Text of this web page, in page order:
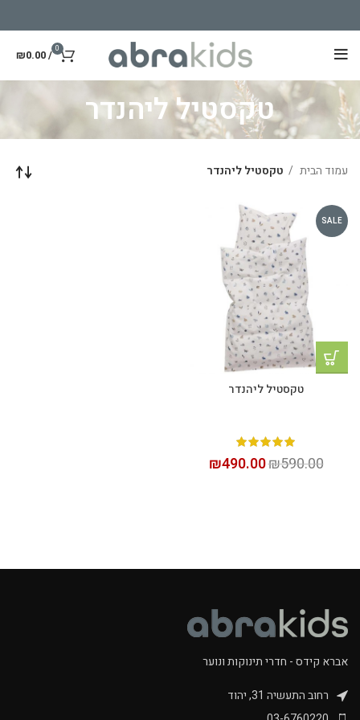
0
/
₪0.00
טקסטיל ליהנדר
עמוד הבית טקסטיל ליהנדר
SALE
טקסטיל ליהנדר
₪590.00
₪490.00
אברא קידס - חדרי תינוקות ונוער
רחוב התעשיה 31, יהוד